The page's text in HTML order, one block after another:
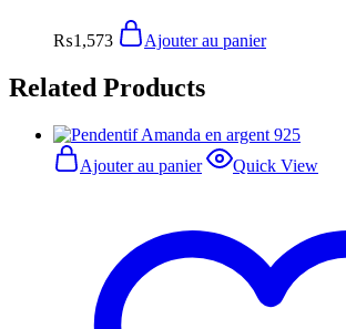
₨1,573 Ajouter au panier
Related Products
Ajouter au panier Quick View